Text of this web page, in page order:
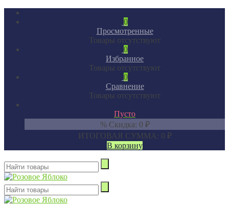
0
Просмотренные
Товары отсутствуют
0
Избранное
Товары отсутствуют
0
Сравнение
Товары отсутствуют
Пусто
% Скидка: 0 ₽
ИТОГОВАЯ СУММА: 0 ₽
В корзину